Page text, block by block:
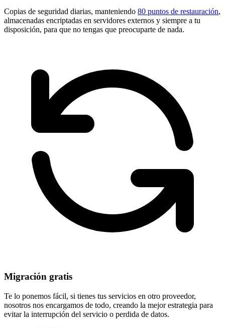
Copias de seguridad diarias, manteniendo 80 puntos de restauración,
almacenadas encriptadas en servidores externos y siempre a tu
disposición, para que no tengas que preocuparte de nada.
Migración gratis
Te lo ponemos fácil, si tienes tus servicios en otro proveedor,
nosotros nos encargamos de todo, creando la mejor estrategia para
evitar la interrupción del servicio o perdida de datos.